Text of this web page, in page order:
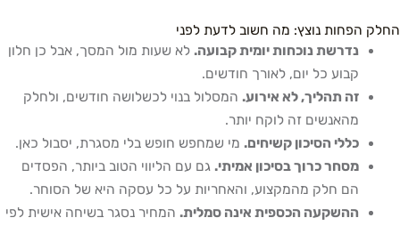
החלק הפחות נוצץ: מה חשוב לדעת לפני
נדרשת נוכחות יומית קבועה. לא שעות מול המסך, אבל כן חלון
קבוע כל יום, לאורך חודשים.
זה תהליך, לא אירוע. המסלול בנוי לכשלושה חודשים, ולחלק
מהאנשים זה לוקח יותר.
כללי הסיכון קשיחים. מי שמחפש חופש בלי מסגרת, יסבול כאן.
מסחר כרוך בסיכון אמיתי. גם עם הליווי הטוב ביותר, הפסדים
הם חלק מהמקצוע, והאחריות על כל עסקה היא של הסוחר.
ההשקעה הכספית אינה סמלית. המחיר נסגר בשיחה אישית לפי